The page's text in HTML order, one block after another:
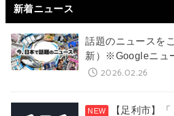
新着ニュース
話題のニュースを
新）※Googleニュ
2026.02.26
【足利市】